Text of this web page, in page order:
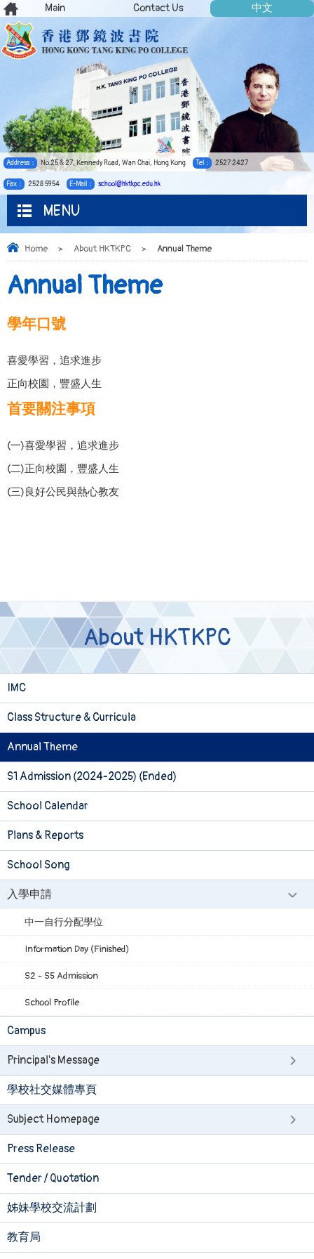
Address： No.25 & 27, Kennedy Road, Wan Chai, Hong Kong Tel： 2527 2427
Fax： 2528 5954 E-Mail： school@hktkpc.edu.hk
中文
Contact Us
Main
MENU
Home > About HKTKPC > Annual Theme
Annual Theme
學年口號
喜愛學習，追求進步
正向校園，豐盛人生
首要關注事項
(一)喜愛學習，追求進步
(二)正向校園，豐盛人生
(三)良好公民與熱心教友
About HKTKPC
IMC
Class Structure & Curricula
Annual Theme
S1 Admission (2024-2025) (Ended)
School Calendar
Plans & Reports
School Song
入學申請
中一自行分配學位
Information Day (Finished)
S2 - S5 Admission
School Profile
Campus
Principal's Message
學校社交媒體專頁
Subject Homepage
Press Release
Tender / Quotation
姊妹學校交流計劃
教育局